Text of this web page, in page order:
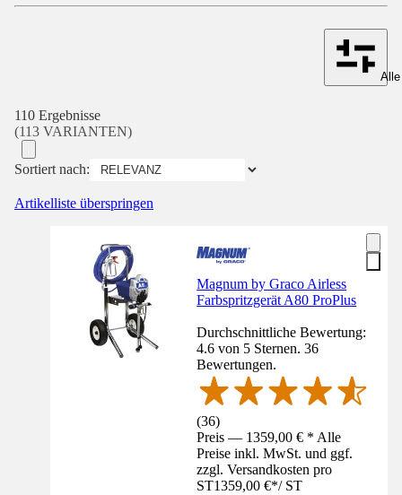
110 Ergebnisse
(113 VARIANTEN)
Sortiert nach:
Artikelliste überspringen
Magnum by Graco Airless
Farbspritzgerät A80 ProPlus
Durchschnittliche Bewertung:
4.6 von 5 Sternen. 36
Bewertungen.
(36)
Preis — 1359,00 € * Alle
Preise inkl. MwSt. und ggf.
zzgl. Versandkosten pro
ST1359,00 €*/ ST